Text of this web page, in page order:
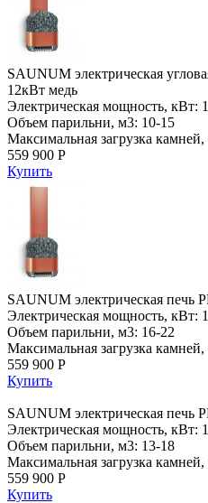
SAUNUM электрическая
12кВт медь
Электрическая мощность, кВт:
Объем парильни, м3: 10-15
Максимальная загрузка камней,
559 900 Р
Купить
SAUNUM электрическая печь
Электрическая мощность, кВт:
Объем парильни, м3: 16-22
Максимальная загрузка камней,
559 900 Р
Купить
SAUNUM электрическая печь
Электрическая мощность, кВт:
Объем парильни, м3: 13-18
Максимальная загрузка камней,
559 900 Р
Купить